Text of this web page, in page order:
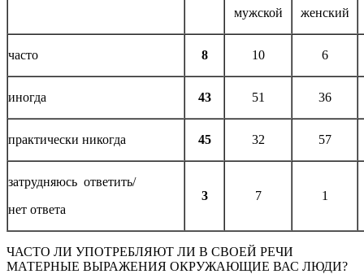
мужской женский
часто 8 10 6
иногда 43 51 36
практически никогда 45 32 57
затрудняюсь ответить/
нет ответа
3 7 1
ЧАСТО ЛИ УПОТРЕБЛЯЮТ ЛИ В СВОЕЙ РЕЧИ
МАТЕРНЫЕ ВЫРАЖЕНИЯ ОКРУЖАЮЩИЕ ВАС ЛЮДИ?